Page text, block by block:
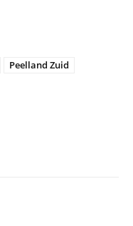
Peelland Zuid